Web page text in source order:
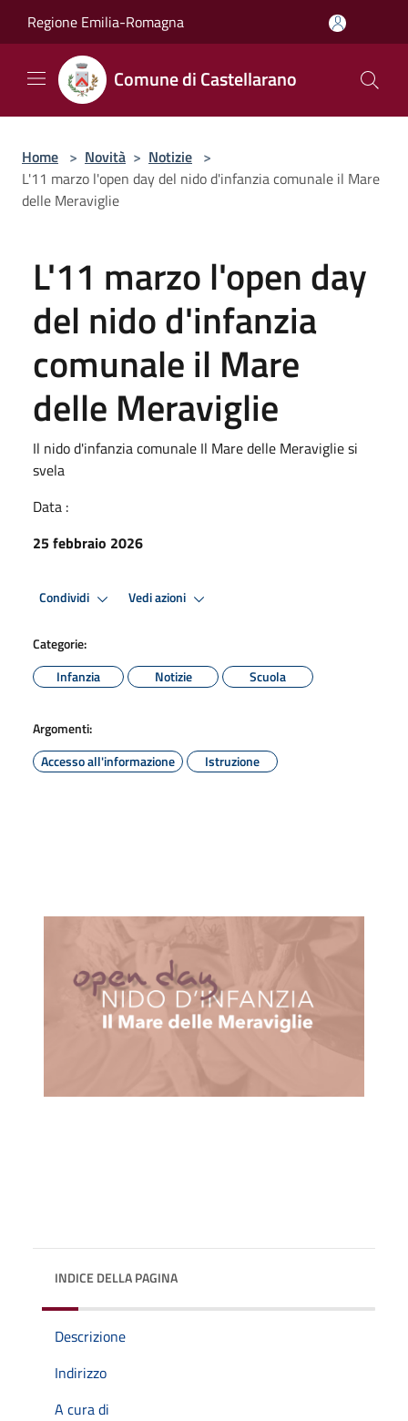
Regione Emilia-Romagna
Comune di Castellarano
Home > Novità > Notizie >
L'11 marzo l'open day del nido d'infanzia comunale il Mare
delle Meraviglie
L'11 marzo l'open day
del nido d'infanzia
comunale il Mare
delle Meraviglie
Il nido d'infanzia comunale Il Mare delle Meraviglie si
svela
Data :
25 febbraio 2026
Condividi Vedi azioni
Categorie:
Infanzia
Notizie Scuola
Argomenti:
Accesso all'informazione
Istruzione
INDICE DELLA PAGINA
Descrizione
Indirizzo
A cura di